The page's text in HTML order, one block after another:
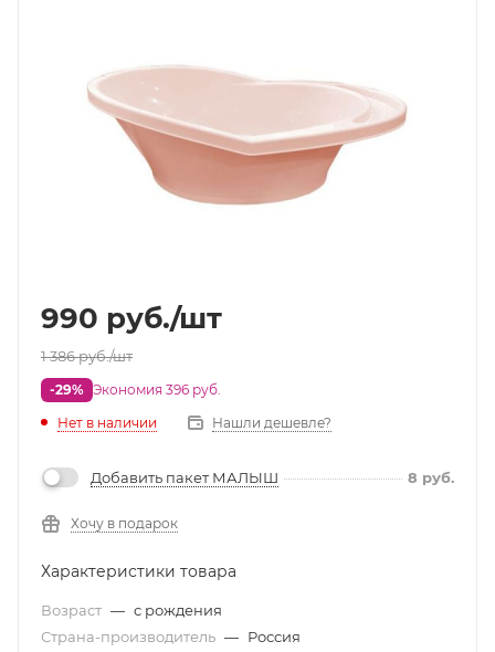
990 руб./шт
1 386руб./шт
-29% Экономия 396 руб.
Нет в наличии
Нашли дешевле?
Добавить пакет МАЛЫШ 8 руб.
Хочу в подарок
Характеристики товара
Возраст — с рождения
Страна-производитель — Россия